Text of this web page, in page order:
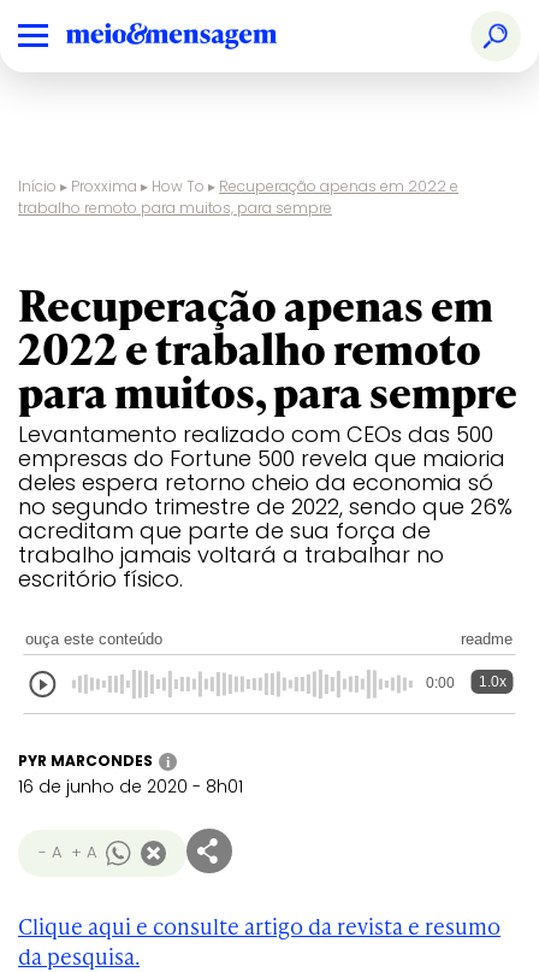
Início ▸ Proxxima ▸ How To ▸ Recuperação apenas em 2022 e
trabalho remoto para muitos, para sempre
Recuperação apenas em
2022 e trabalho remoto
para muitos, para sempre
Levantamento realizado com CEOs das 500
empresas do Fortune 500 revela que maioria
deles espera retorno cheio da economia só
no segundo trimestre de 2022, sendo que 26%
acreditam que parte de sua força de
trabalho jamais voltará a trabalhar no
escritório físico.
ouça este conteúdo readme
0:00 1.0x
PYR MARCONDES i
16 de junho de 2020 - 8h01
- A + A
Clique aqui e consulte artigo da revista e resumo
da pesquisa.